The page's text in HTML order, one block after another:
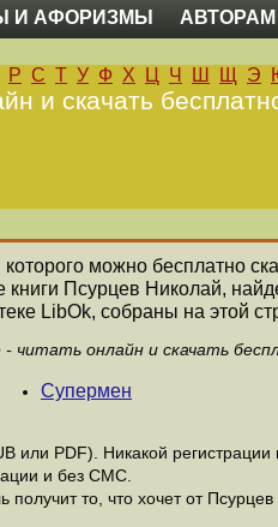
И АФОРИЗМЫ АВТОРАМ
Р С Т У Ф Х Ц Ч Ш Щ Э
и скачать
можно бесплатно
книги Псурцев Николай,
LibOk, собраны на этой
читать онлайн и скачать
Супермен
PDF). Никакой регистрации
и без СМС.
то, что хочет от